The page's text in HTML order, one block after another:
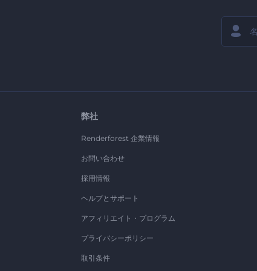
弊社
Renderforest 企業情報
お問い合わせ
採用情報
ヘルプとサポート
アフィリエイト・プログラム
プライバシーポリシー
取引条件